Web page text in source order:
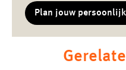
Plan jouw